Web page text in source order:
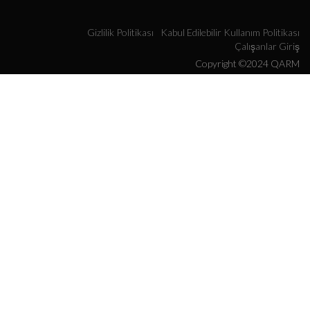
Gizlilik Politikası
Kabul Edilebilir Kullanım Politikası
Çalışanlar Giriş
Copyright ©2024 QARM